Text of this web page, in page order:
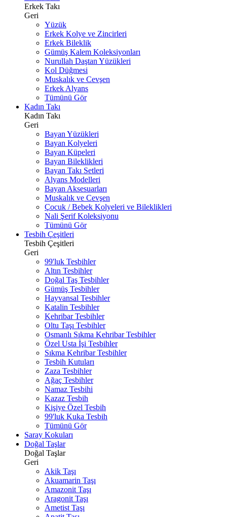
Erkek Takı
Geri
Yüzük
Erkek Kolye ve Zincirleri
Erkek Bileklik
Gümüş Kalem Koleksiyonları
Nurullah Daştan Yüzükleri
Kol Düğmesi
Muskalık ve Cevşen
Erkek Alyans
Tümünü Gör
Kadın Takı
Kadın Takı
Geri
Bayan Yüzükleri
Bayan Kolyeleri
Bayan Küpeleri
Bayan Bileklikleri
Bayan Takı Setleri
Alyans Modelleri
Bayan Aksesuarları
Muskalık ve Cevşen
Çocuk / Bebek Kolyeleri ve Bileklikleri
Nali Şerif Koleksiyonu
Tümünü Gör
Tesbih Çeşitleri
Tesbih Çeşitleri
Geri
99'luk Tesbihler
Altın Tesbihler
Doğal Taş Tesbihler
Gümüş Tesbihler
Hayvansal Tesbihler
Katalin Tesbihler
Kehribar Tesbihler
Oltu Taşı Tesbihler
Osmanlı Sıkma Kehribar Tesbihler
Özel Usta İşi Tesbihler
Sıkma Kehribar Tesbihler
Tesbih Kutuları
Zaza Tesbihler
Ağaç Tesbihler
Namaz Tesbihi
Kazaz Tesbih
Kişiye Özel Tesbih
99'luk Kuka Tesbih
Tümünü Gör
Saray Kokuları
Doğal Taşlar
Doğal Taşlar
Geri
Akik Taşı
Akuamarin Taşı
Amazonit Taşı
Aragonit Taşı
Ametist Taşı